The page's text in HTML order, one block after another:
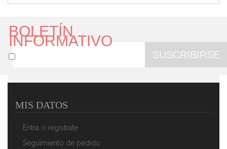
Lavavajillas Apta Para Todas Las Cocinas,
Vitroceramica, Gas
BOLETÍN
INFORMATIVO
SUSCRIBIRSE
MIS DATOS
Entra o regístrate
Seguimiento de pedido